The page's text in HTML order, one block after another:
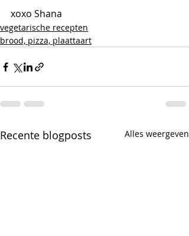
xoxo Shana
vegetarische recepten
brood, pizza, plaattaart
Recente blogposts Alles weergeven